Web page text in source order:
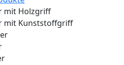
mit Holzgriff
mit Kunststoffgriff